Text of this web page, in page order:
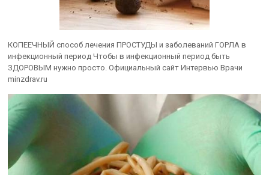
КОПЕЕЧНЫЙ способ лечения ПРОСТУДЫ и заболеваний ГОРЛА в
инфекционный период Чтобы в инфекционный период быть
ЗДОРОВЫМ нужно просто. Официальный сайт Интервью Врачи
minzdrav.ru